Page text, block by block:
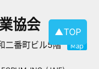
▲TOP
協会
二番町ビル5階